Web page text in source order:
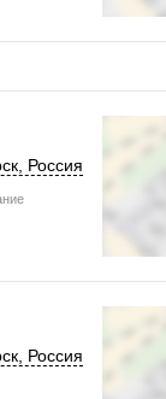
, Россия
, Россия